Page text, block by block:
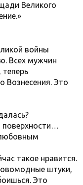
Великого
войны
Всех мужчин
Вознесения. Это
такое нравится.
штуки,
Это